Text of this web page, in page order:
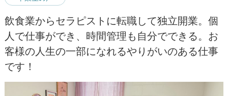
飲食業からセラピストに転職して独立開業。個
人で仕事ができ、時間管理も自分でできる。お
客様の人生の一部になれるやりがいのある仕事
です！